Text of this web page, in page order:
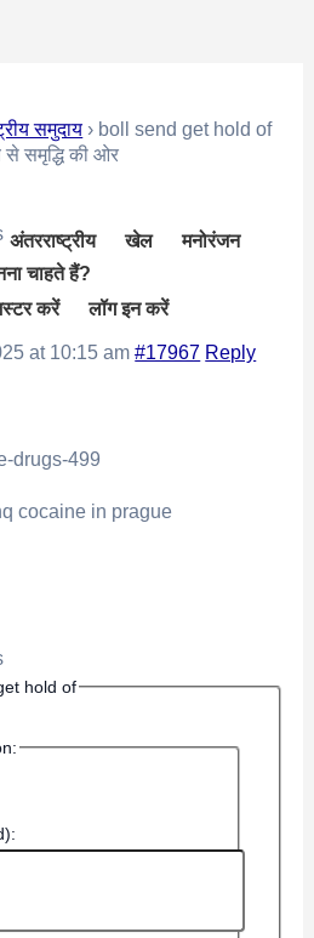
से समृद्धि की ओर
अंतरराष्ट्रीय खेल मनोरंजन
चाहते हैं?
करें
लॉग इन करें
समुदाय › boll send get hold of
at 10:15 am #17967 Reply
drugs-499
cocaine in prague
hold of